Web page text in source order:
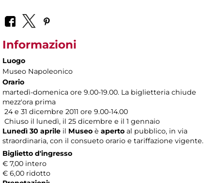
Informazioni
Luogo
Museo Napoleonico
Orario
martedì-domenica ore 9.00-19.00. La biglietteria chiude
mezz'ora prima
24 e 31 dicembre 2011 ore 9.00-14.00
Chiuso il lunedì, il 25 dicembre e il 1 gennaio
Lunedì 30 aprile il Museo è aperto al pubblico, in via
straordinaria, con il consueto orario e tariffazione vigente.
Biglietto d'ingresso
€ 7,00 intero
€ 6,00 ridotto